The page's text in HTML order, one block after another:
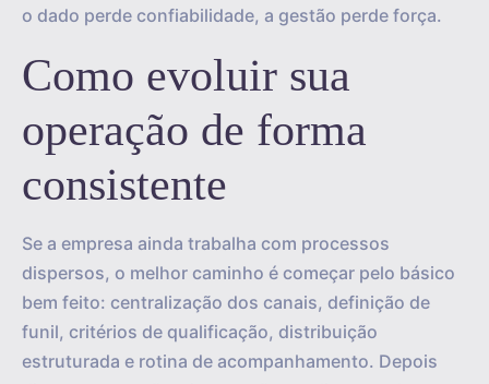
o dado perde confiabilidade, a gestão perde força.
Como evoluir sua
operação de forma
consistente
Se a empresa ainda trabalha com processos
dispersos, o melhor caminho é começar pelo básico
bem feito: centralização dos canais, definição de
funil, critérios de qualificação, distribuição
estruturada e rotina de acompanhamento. Depois